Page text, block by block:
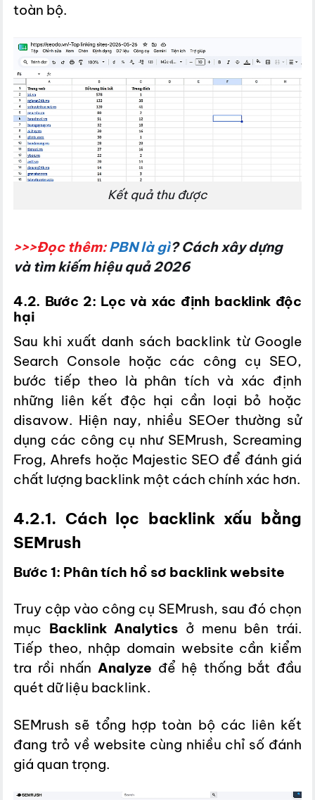
toàn bộ.
Kết quả thu được
>>>Đọc thêm: PBN là gì? Cách xây dựng
và tìm kiếm hiệu quả 2026
4.2. Bước 2: Lọc và xác định backlink độc
hại
Sau khi xuất danh sách backlink từ Google
Search Console hoặc các công cụ SEO,
bước tiếp theo là phân tích và xác định
những liên kết độc hại cần loại bỏ hoặc
disavow. Hiện nay, nhiều SEOer thường sử
dụng các công cụ như SEMrush, Screaming
Frog, Ahrefs hoặc Majestic SEO để đánh giá
chất lượng backlink một cách chính xác hơn.
4.2.1. Cách lọc backlink xấu bằng
SEMrush
Bước 1: Phân tích hồ sơ backlink website
Truy cập vào công cụ SEMrush, sau đó chọn
mục Backlink Analytics ở menu bên trái.
Tiếp theo, nhập domain website cần kiểm
tra rồi nhấn Analyze để hệ thống bắt đầu
quét dữ liệu backlink.
SEMrush sẽ tổng hợp toàn bộ các liên kết
đang trỏ về website cùng nhiều chỉ số đánh
giá quan trọng.